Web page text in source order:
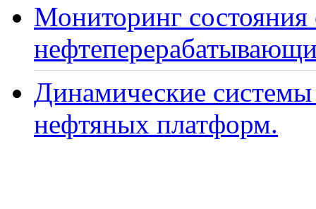
Мониторинг
Динамические
нефтяных платформ.